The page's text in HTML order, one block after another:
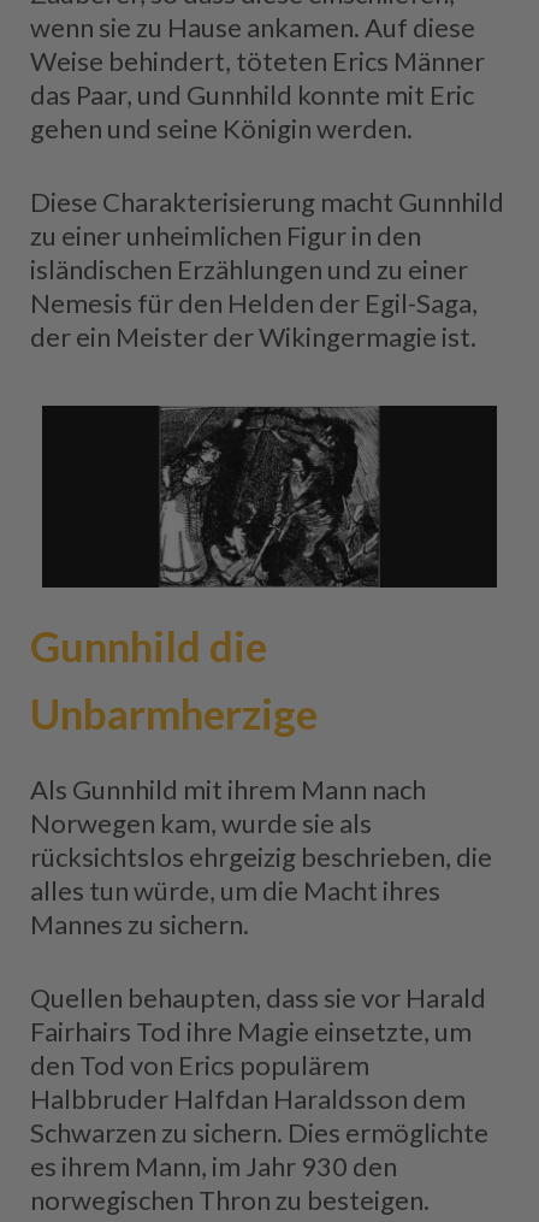
wenn sie zu Hause ankamen. Auf diese
Weise behindert, töteten Erics Männer
das Paar, und Gunnhild konnte mit Eric
gehen und seine Königin werden.
Diese Charakterisierung macht Gunnhild
zu einer unheimlichen Figur in den
isländischen Erzählungen und zu einer
Nemesis für den Helden der Egil-Saga,
der ein Meister der Wikingermagie ist.
Gunnhild die
Unbarmherzige
Als Gunnhild mit ihrem Mann nach
Norwegen kam, wurde sie als
rücksichtslos ehrgeizig beschrieben, die
alles tun würde, um die Macht ihres
Mannes zu sichern.
Quellen behaupten, dass sie vor Harald
Fairhairs Tod ihre Magie einsetzte, um
den Tod von Erics populärem
Halbbruder Halfdan Haraldsson dem
Schwarzen zu sichern. Dies ermöglichte
es ihrem Mann, im Jahr 930 den
norwegischen Thron zu besteigen.